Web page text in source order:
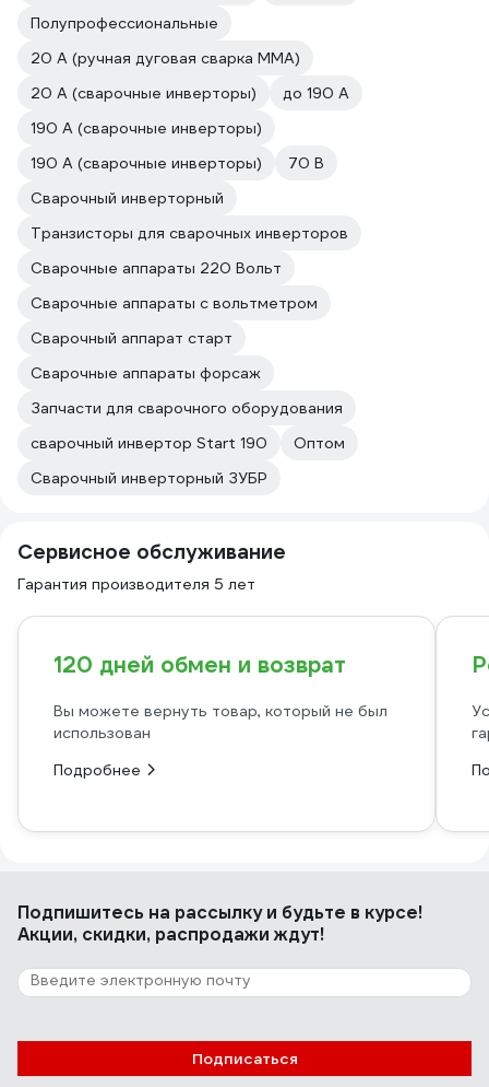
Полупрофессиональные
20 А (ручная дуговая сварка MMA)
20 А (сварочные инверторы)
до 190 А
190 А (сварочные инверторы)
190 А (сварочные инверторы)
70 В
Сварочный инверторный
Транзисторы для сварочных инверторов
Сварочные аппараты 220 Вольт
Сварочные аппараты с вольтметром
Сварочный аппарат старт
Сварочные аппараты форсаж
Запчасти для сварочного оборудования
сварочный инвертор Start 190
Оптом
Сварочный инверторный ЗУБР
Сервисное обслуживание
Гарантия производителя 5 лет
120 дней обмен и возврат
Вы можете вернуть товар, который не был
использован
Подробнее
Подпишитесь на рассылкуи будьте в курсе!
Акции, скидки, распродажи ждут!
Подписаться